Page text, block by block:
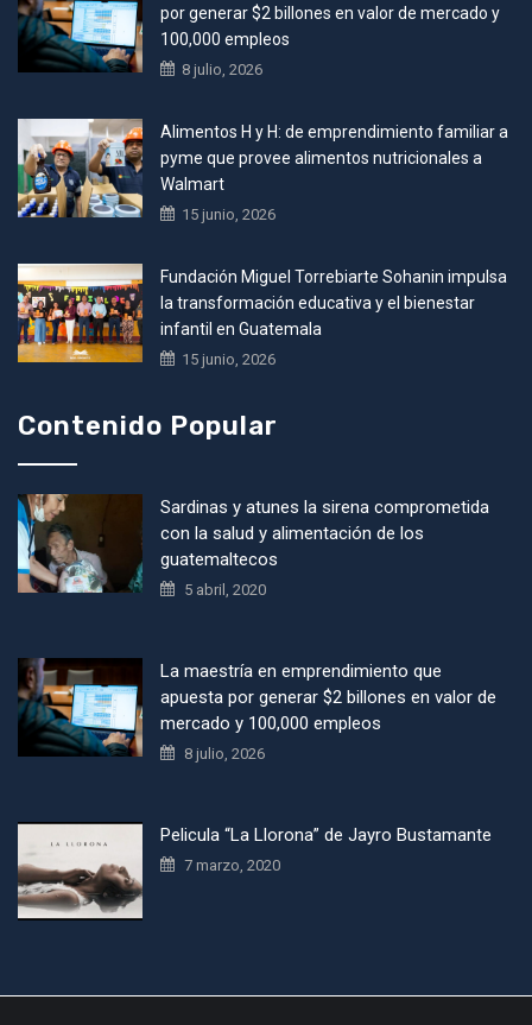
por generar $2 billones en valor de mercado y
100,000 empleos
8 julio, 2026
Alimentos H y H: de emprendimiento familiar a
pyme que provee alimentos nutricionales a
Walmart
15 junio, 2026
Fundación Miguel Torrebiarte Sohanin impulsa
la transformación educativa y el bienestar
infantil en Guatemala
15 junio, 2026
Contenido Popular
Sardinas y atunes la sirena comprometida
con la salud y alimentación de los
guatemaltecos
5 abril, 2020
La maestría en emprendimiento que
apuesta por generar $2 billones en valor de
mercado y 100,000 empleos
8 julio, 2026
Pelicula “La Llorona” de Jayro Bustamante
7 marzo, 2020